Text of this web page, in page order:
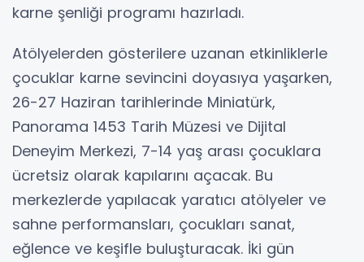
karne şenliği programı hazırladı.
Atölyelerden gösterilere uzanan etkinliklerle
çocuklar karne sevincini doyasıya yaşarken,
26-27 Haziran tarihlerinde Miniatürk,
Panorama 1453 Tarih Müzesi ve Dijital
Deneyim Merkezi, 7-14 yaş arası çocuklara
ücretsiz olarak kapılarını açacak. Bu
merkezlerde yapılacak yaratıcı atölyeler ve
sahne performansları, çocukları sanat,
eğlence ve keşifle buluşturacak. İki gün